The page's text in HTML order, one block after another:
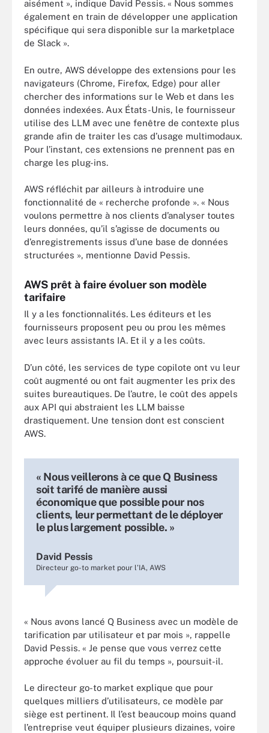
aisément », indique David Pessis. « Nous sommes
également en train de développer une application
spécifique qui sera disponible sur la marketplace
de Slack ».
En outre, AWS développe des extensions pour les
navigateurs (Chrome, Firefox, Edge) pour aller
chercher des informations sur le Web et dans les
données indexées. Aux États-Unis, le fournisseur
utilise des LLM avec une fenêtre de contexte plus
grande afin de traiter les cas d’usage multimodaux.
Pour l’instant, ces extensions ne prennent pas en
charge les plug-ins.
AWS réfléchit par ailleurs à introduire une
fonctionnalité de « recherche profonde ». « Nous
voulons permettre à nos clients d’analyser toutes
leurs données, qu’il s’agisse de documents ou
d’enregistrements issus d’une base de données
structurées », mentionne David Pessis.
AWS prêt à faire évoluer son modèle
tarifaire
Il y a les fonctionnalités. Les éditeurs et les
fournisseurs proposent peu ou prou les mêmes
avec leurs assistants IA. Et il y a les coûts.
D’un côté, les services de type copilote ont vu leur
coût augmenté ou ont fait augmenter les prix des
suites bureautiques. De l’autre, le coût des appels
aux API qui abstraient les LLM baisse
drastiquement. Une tension dont est conscient
AWS.
« Nous veillerons à ce que Q Business
soit tarifé de manière aussi
économique que possible pour nos
clients, leur permettant de le déployer
le plus largement possible. »
David Pessis
Directeur go-to market pour l’IA, AWS
« Nous avons lancé Q Business avec un modèle de
tarification par utilisateur et par mois », rappelle
David Pessis. « Je pense que vous verrez cette
approche évoluer au fil du temps », poursuit-il.
Le directeur go-to market explique que pour
quelques milliers d’utilisateurs, ce modèle par
siège est pertinent. Il l’est beaucoup moins quand
l’entreprise veut équiper plusieurs dizaines, voire